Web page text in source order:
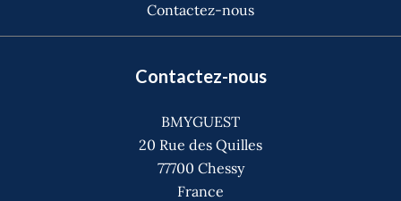
Contactez-nous
Contactez-nous
BMYGUEST
20 Rue des Quilles
77700 Chessy
France